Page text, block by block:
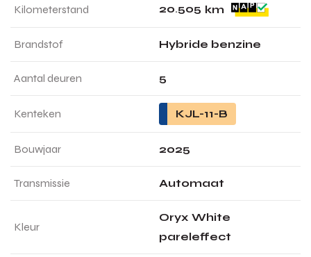
Kilometerstand 20.505 km
Brandstof Hybride benzine
Aantal deuren 5
Kenteken KJL-11-B
Bouwjaar 2025
Transmissie Automaat
Kleur
Oryx White
pareleffect